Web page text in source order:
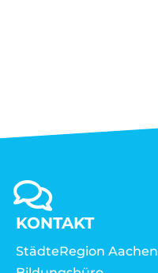
KONTAKT
StädteRegion Aachen